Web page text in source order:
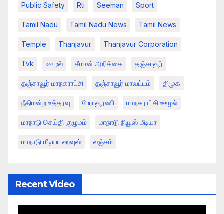
Public Safety Rti Seeman Sport
Tamil Nadu Tamil Nadu News Tamil News
Temple Thanjavur Thanjavur Corporation
Tvk ஊழல் சீமான் அறிக்கை தஞ்சாவூர்
தஞ்சாவூர் மாநகராட்சி தஞ்சாவூர் மாவட்டம் திமுக
நீதிமன்ற உத்தரவு பேராவூரணி மாநகராட்சி ஊழல்
மாநாடு செய்தி குழுமம் மாநாடு நியூஸ் மீடியா
மாநாடு மீடியா ஹவுஸ் லஞ்சம்
Recent Video